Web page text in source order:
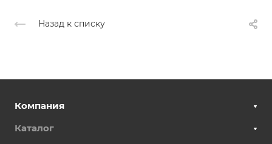
Назад к списку
Компания
Каталог